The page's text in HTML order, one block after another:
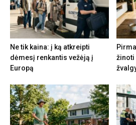
Ne tik kaina: į ką atkreipti
dėmesį renkantis vežėją į
Europą
žinoti